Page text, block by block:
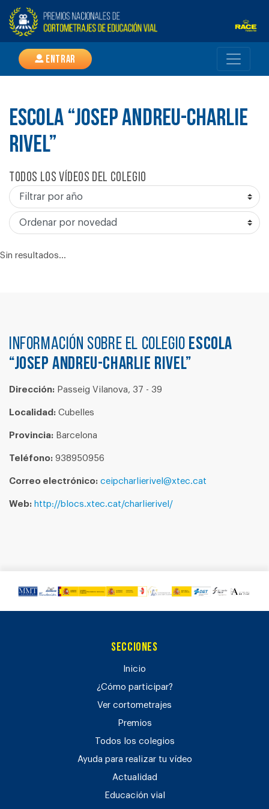
Entrar
ESCOLA “JOSEP ANDREU-CHARLIE
RIVEL”
Todos los vídeos del colegio
Sin resultados...
Información sobre el colegio ESCOLA
“JOSEP ANDREU-CHARLIE RIVEL”
Dirección: Passeig Vilanova, 37 - 39
Localidad: Cubelles
Provincia: Barcelona
Teléfono: 938950956
Correo electrónico: ceipcharlierivel@xtec.cat
Web: http://blocs.xtec.cat/charlierivel/
Secciones
Inicio
¿Cómo participar?
Ver cortometrajes
Premios
Todos los colegios
Ayuda para realizar tu vídeo
Actualidad
Educación vial